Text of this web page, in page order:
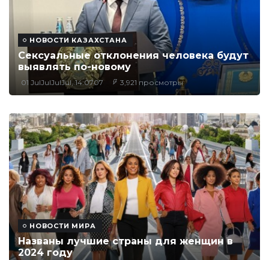
НОВОСТИ КАЗАХСТАНА
Сексуальные отклонения человека будут
выявлять по-новому
01 JulJulJulJul, 14:0707 3,921 просмотры
НОВОСТИ МИРА
Названы лучшие страны для женщин в
2024 году